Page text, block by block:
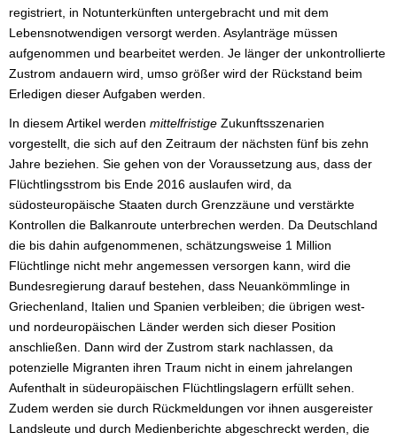
registriert, in Notunterkünften untergebracht und mit dem
Lebensnotwendigen versorgt werden. Asylanträge müssen
aufgenommen und bearbeitet werden. Je länger der unkontrollierte
Zustrom andauern wird, umso größer wird der Rückstand beim
Erledigen dieser Aufgaben werden.
In diesem Artikel werden mittelfristige Zukunftsszenarien
vorgestellt, die sich auf den Zeitraum der nächsten fünf bis zehn
Jahre beziehen. Sie gehen von der Voraussetzung aus, dass der
Flüchtlingsstrom bis Ende 2016 auslaufen wird, da
südosteuropäische Staaten durch Grenzzäune und verstärkte
Kontrollen die Balkanroute unterbrechen werden. Da Deutschland
die bis dahin aufgenommenen, schätzungsweise 1 Million
Flüchtlinge nicht mehr angemessen versorgen kann, wird die
Bundesregierung darauf bestehen, dass Neuankömmlinge in
Griechenland, Italien und Spanien verbleiben; die übrigen west-
und nordeuropäischen Länder werden sich dieser Position
anschließen. Dann wird der Zustrom stark nachlassen, da
potenzielle Migranten ihren Traum nicht in einem jahrelangen
Aufenthalt in südeuropäischen Flüchtlingslagern erfüllt sehen.
Zudem werden sie durch Rückmeldungen vor ihnen ausgereister
Landsleute und durch Medienberichte abgeschreckt werden, die